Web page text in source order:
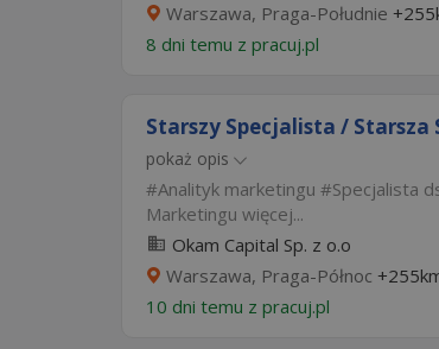
Warszawa, Praga-Południe
8 dni temu z pracuj.pl
Starszy Specjalista /
pokaż opis
Analityk marketingu Specjalista
Marketingu więcej...
Okam Capital Sp. z o.o
Warszawa, Praga-Północ
10 dni temu z pracuj.pl